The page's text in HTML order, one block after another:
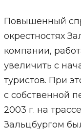
Повышенный
окрестностях
компании,
увеличить с
туристов. При
с собственной
2003 г. на
Зальцбургом